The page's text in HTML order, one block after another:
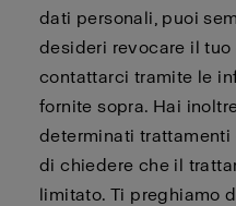
dati personali, puoi
desideri revocare il tuo
contattarci tramite le
fornite sopra. Hai
determinati
di chiedere che il
limitato. Ti preghiamo